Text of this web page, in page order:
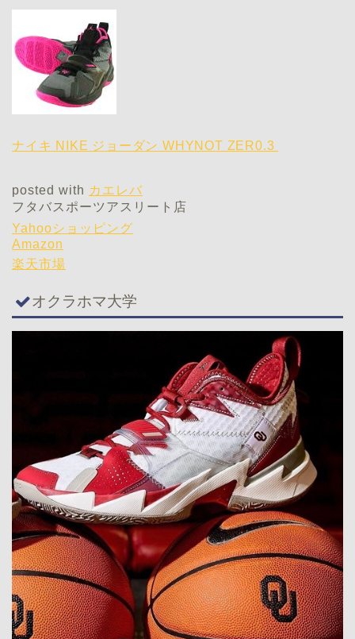
ナイキ NIKE ジョーダン WHYNOT ZER0.3
posted with カエレバ
フタバスポーツアスリート店
Yahooショッピング
Amazon
楽天市場
オクラホマ大学